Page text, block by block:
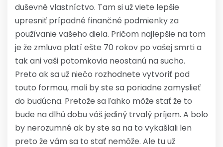
duševné vlastníctvo. Tam si už viete lepšie
upresniť prípadné finančné podmienky za
používanie vašeho diela. Pričom najlepšie na tom
je že zmluva platí ešte 70 rokov po vašej smrti a
tak ani vaši potomkovia neostanú na sucho.
Preto ak sa už niečo rozhodnete vytvoriť pod
touto formou, mali by ste sa poriadne zamyslieť
do budúcna. Pretože sa ľahko môže stať že to
bude na dlhú dobu váš jediný trvalý príjem. A bolo
by nerozumné ak by ste sa na to vykašlali len
preto že vám sa to stať nemôže. Ale tu už